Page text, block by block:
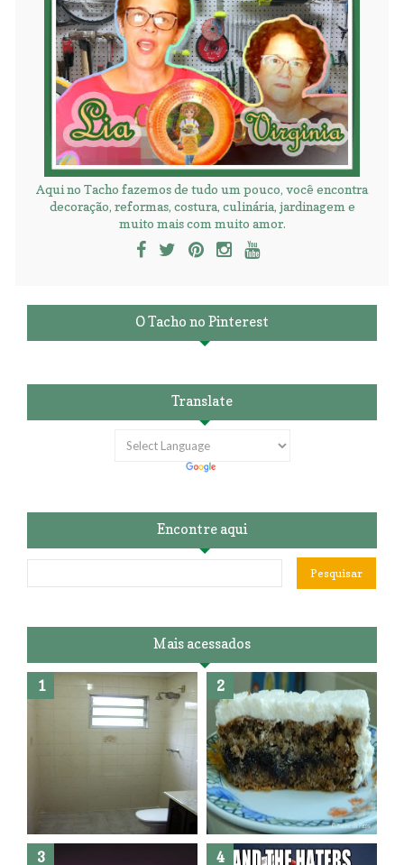
Aqui no Tacho fazemos de tudo um pouco, você encontra
decoração, reformas, costura, culinária, jardinagem e
muito mais com muito amor.
O Tacho no Pinterest
Translate
Encontre aqui
Mais acessados